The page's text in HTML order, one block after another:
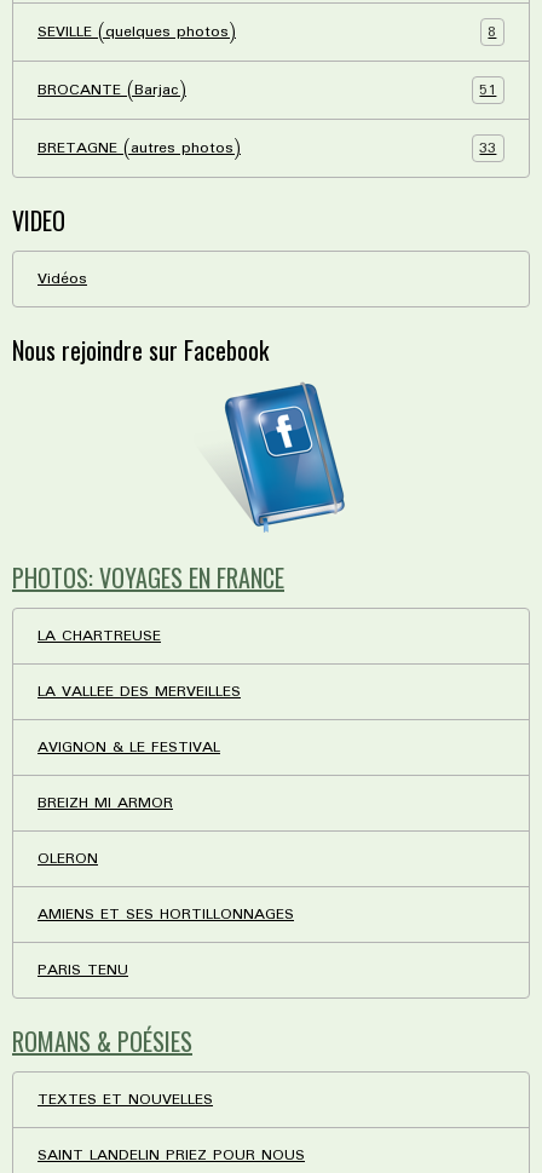
SEVILLE (quelques photos) 8
BROCANTE (Barjac) 51
BRETAGNE (autres photos) 33
VIDEO
Vidéos
Nous rejoindre sur Facebook
PHOTOS: VOYAGES EN FRANCE
LA CHARTREUSE
LA VALLEE DES MERVEILLES
AVIGNON & LE FESTIVAL
BREIZH MI ARMOR
OLERON
AMIENS ET SES HORTILLONNAGES
PARIS TENU
ROMANS & POÉSIES
TEXTES ET NOUVELLES
SAINT LANDELIN PRIEZ POUR NOUS